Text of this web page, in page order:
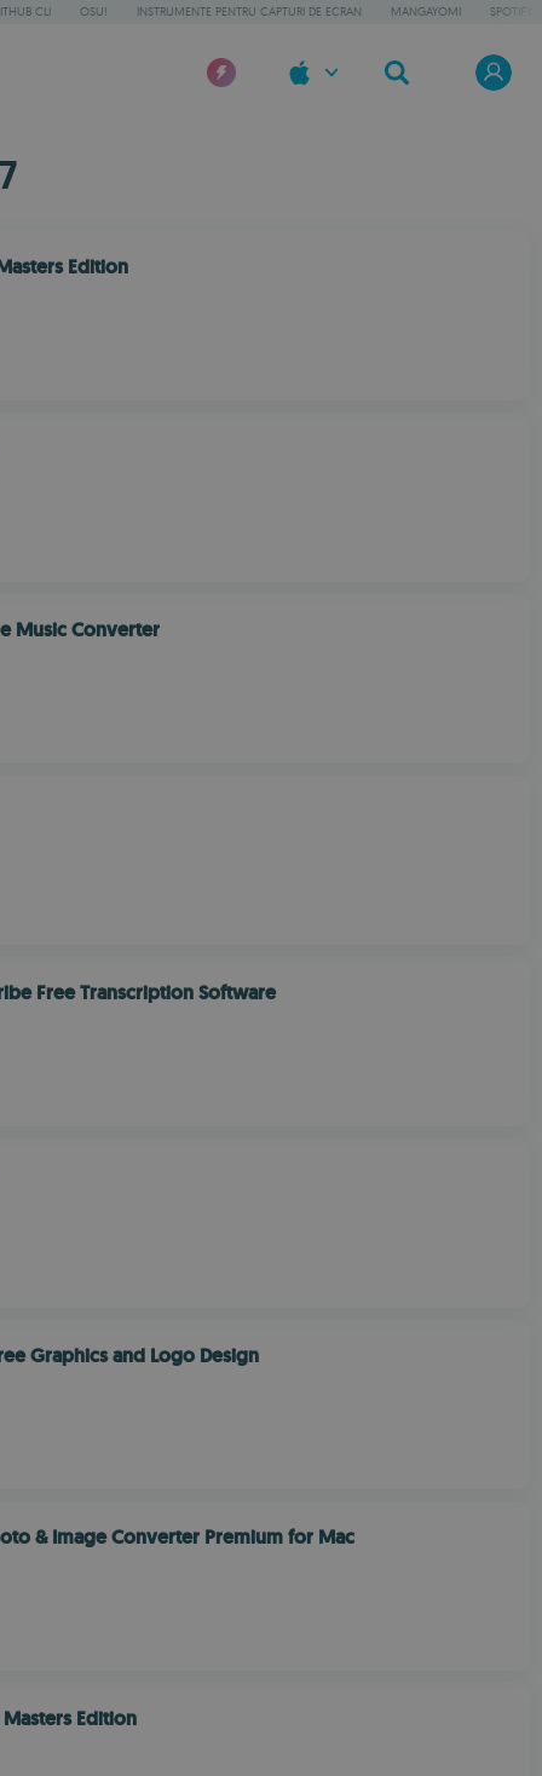
CLI OSU! INSTRUMENTE PENTRU CAPTURI DE ECRAN MANGAYOMI SPOTIFY
Edition
Music Converter
Free Transcription Software
Graphics and Logo Design
& Image Converter Premium for Mac
Edition